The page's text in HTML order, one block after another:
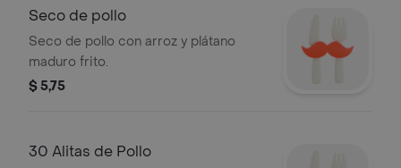
Seco de pollo
Seco de pollo con arroz y plátano
maduro frito.
$ 5,75
30 Alitas de Pollo